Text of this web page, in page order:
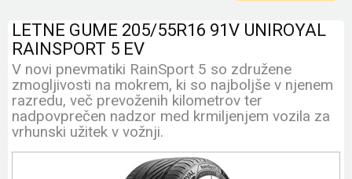
LETNE GUME 205/55R16 91V UNIROYAL
RAINSPORT 5 EV
V novi pnevmatiki RainSport 5 so združene
zmogljivosti na mokrem, ki so najboljše v njenem
razredu, več prevoženih kilometrov ter
nadpovprečen nadzor med krmiljenjem vozila za
vrhunski užitek v vožnji.